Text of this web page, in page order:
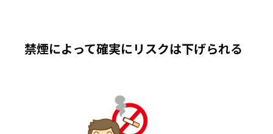
禁煙によって確実にリスクは下げられる